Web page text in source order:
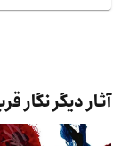
آثار دیگر نگار